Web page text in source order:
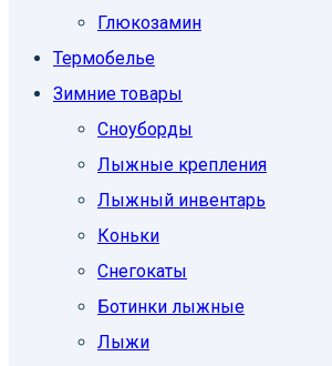
Глюкозамин
Термобелье
Зимние товары
Сноуборды
Лыжные крепления
Лыжный инвентарь
Коньки
Снегокаты
Ботинки лыжные
Лыжи